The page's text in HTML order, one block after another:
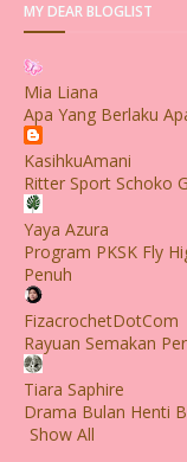
MY DEAR BLOGLIST
Mia Liana
Apa Yang Berlaku
KasihkuAmani
Ritter Sport Schoko
Yaya Azura
Program PKSK Fly
Penuh
FizacrochetDotCom
Rayuan Semakan
Tiara Saphire
Drama Bulan Henti
Show All